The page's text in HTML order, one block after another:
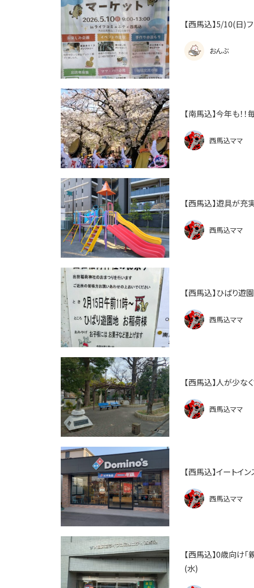
【西馬込】5/10(日)
おんぶ
【南馬込】今年も！
西馬込ママ
【西馬込】遊具が充
西馬込ママ
【西馬込】ひばり遊
西馬込ママ
【西馬込】人が少な
西馬込ママ
【西馬込】イートイ
西馬込ママ
【西馬込】0歳向け
(水)